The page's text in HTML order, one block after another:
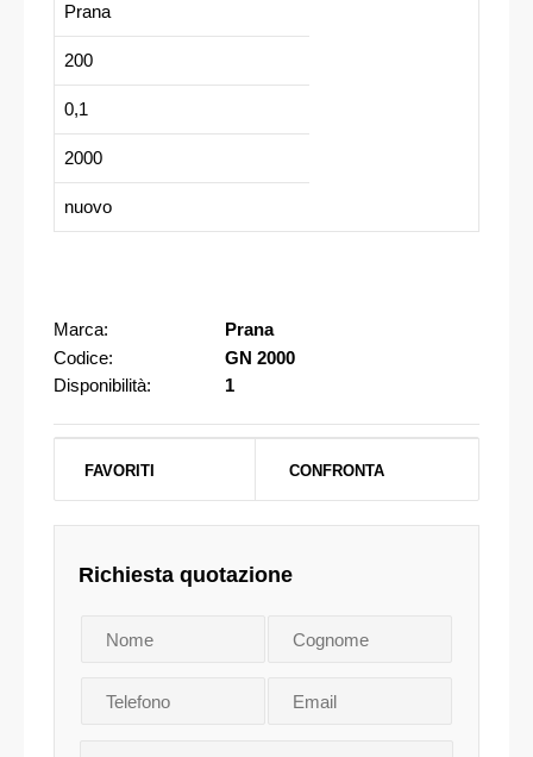
Prana
200
0,1
2000
nuovo
Marca:
Prana
Codice:
GN 2000
Disponibilità:
1
FAVORITI CONFRONTA
Richiesta quotazione